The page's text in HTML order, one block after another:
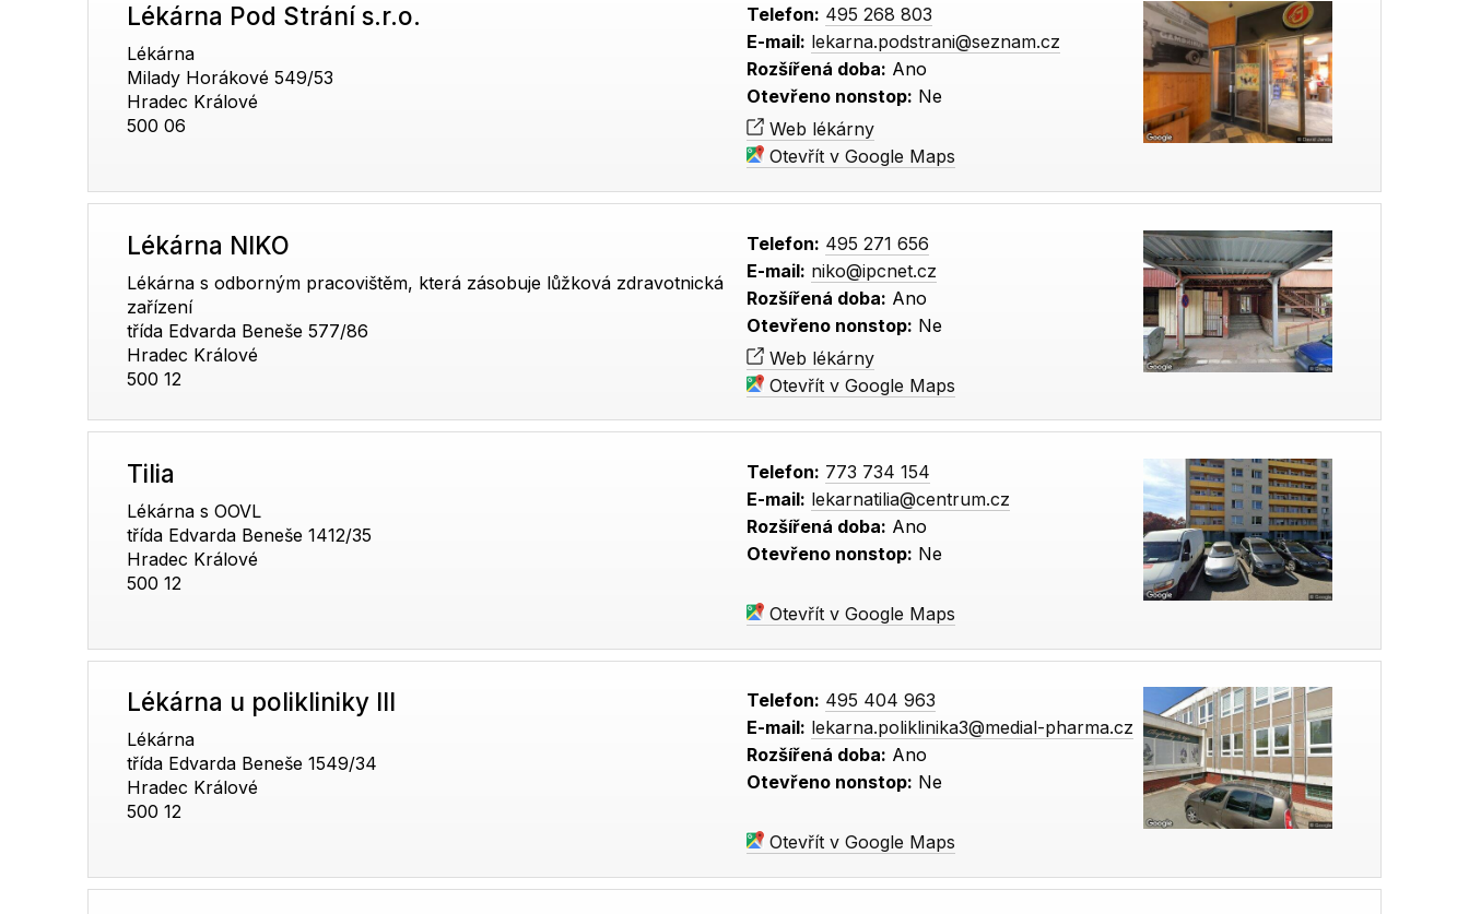
Lékárna Pod Strání s.r.o.
Lékárna
Milady Horákové 549/53
Hradec Králové
500 06
Telefon: 495 268 803
E-mail: lekarna.podstrani@seznam.cz
Rozšířená doba: Ano
Otevřeno nonstop: Ne
Web lékárny
Otevřít v Google Maps
Lékárna NIKO
Lékárna s odborným pracovištěm, která zásobuje lůžková zdravotnická
zařízení
třída Edvarda Beneše 577/86
Hradec Králové
500 12
Telefon: 495 271 656
E-mail: niko@ipcnet.cz
Rozšířená doba: Ano
Otevřeno nonstop: Ne
Web lékárny
Otevřít v Google Maps
Tilia
Lékárna s OOVL
třída Edvarda Beneše 1412/35
Hradec Králové
500 12
Telefon: 773 734 154
E-mail: lekarnatilia@centrum.cz
Rozšířená doba: Ano
Otevřeno nonstop: Ne
Otevřít v Google Maps
Lékárna u polikliniky III
Lékárna
třída Edvarda Beneše 1549/34
Hradec Králové
500 12
Telefon: 495 404 963
E-mail: lekarna.poliklinika3@medial-pharma.cz
Rozšířená doba: Ano
Otevřeno nonstop: Ne
Otevřít v Google Maps